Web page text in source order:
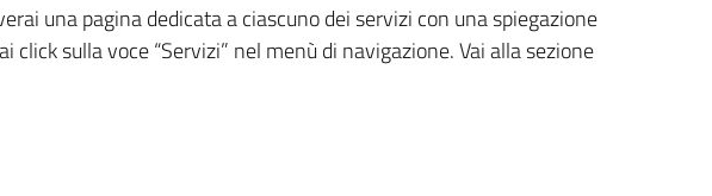
una pagina dedicata a ciascuno dei servizi con una spiegazione
sulla voce “Servizi” nel menù di navigazione. Vai alla sezione